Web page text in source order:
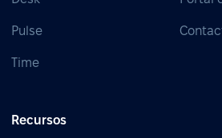
Pulse
Time
Recursos